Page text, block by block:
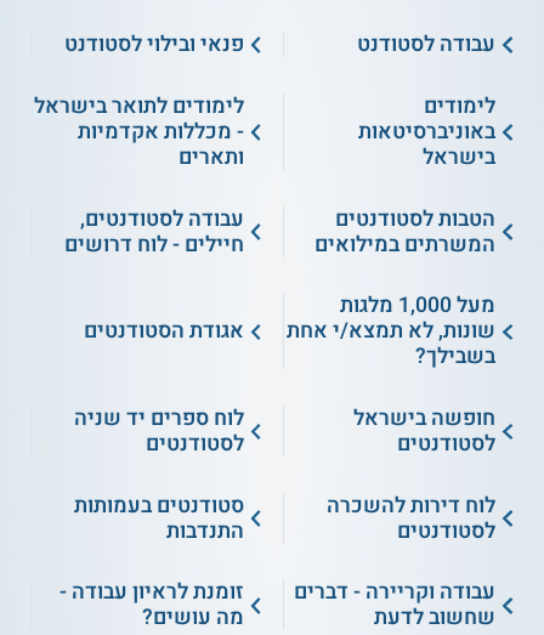
עבודה לסטודנט
פנאי ובילוי לסטודנט
לימודים
באוניברסיטאות
בישראל
לימודים לתואר בישראל
- מכללות אקדמיות
ותארים
הטבות לסטודנטים
המשרתים במילואים
עבודה לסטודנטים,
חיילים - לוח דרושים
מעל 1,000 מלגות
שונות, לא תמצא/י אחת
בשבילך?
אגודת הסטודנטים
חופשה בישראל
לסטודנטים
לוח ספרים יד שניה
לסטודנטים
לוח דירות להשכרה
לסטודנטים
סטודנטים בעמותות
התנדבות
עבודה וקריירה - דברים
שחשוב לדעת
זומנת לראיון עבודה -
מה עושים?